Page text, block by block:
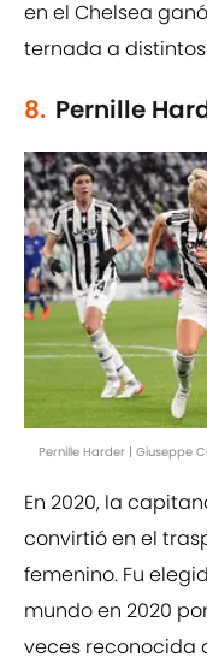
en el Chelsea
ternada a
8. Pernille
Pernille Harder | Giuseppe
En 2020, la
convirtió en el
femenino. Fu
mundo en 2020
veces reconocida